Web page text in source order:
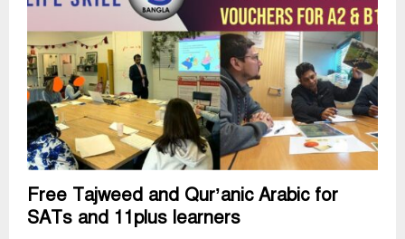
Free Tajweed and Qur’anic Arabic for
SATs and 11plus learners